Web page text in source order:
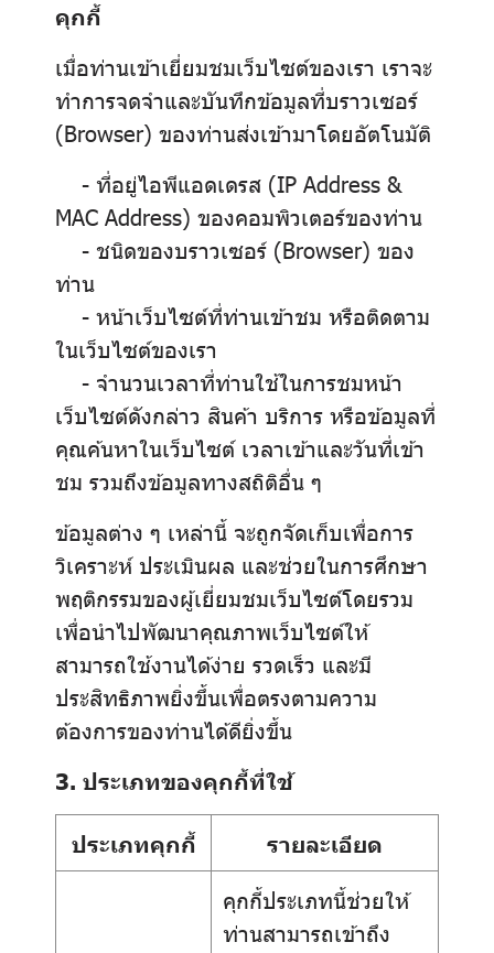
คุกกี้
เมื่อท่านเข้าเยี่ยมชมเว็บไซต์ของเรา เราจะ
ทำการจดจำและบันทึกข้อมูลที่บราวเซอร์
(Browser) ของท่านส่งเข้ามาโดยอัตโนมัติ
- ที่อยู่ไอพีแอดเดรส (IP Address &
MAC Address) ของคอมพิวเตอร์ของท่าน
- ชนิดของบราวเซอร์ (Browser) ของ
ท่าน
- หน้าเว็บไซต์ที่ท่านเข้าชม หรือติดตาม
ในเว็บไซต์ของเรา
- จำนวนเวลาที่ท่านใช้ในการชมหน้า
เว็บไซต์ดังกล่าว สินค้า บริการ หรือข้อมูลที่
คุณค้นหาในเว็บไซต์ เวลาเข้าและวันที่เข้า
ชม รวมถึงข้อมูลทางสถิติอื่น ๆ
ข้อมูลต่าง ๆ เหล่านี้ จะถูกจัดเก็บเพื่อการ
วิเคราะห์ ประเมินผล และช่วยในการศึกษา
พฤติกรรมของผู้เยี่ยมชมเว็บไซต์โดยรวม
เพื่อนำไปพัฒนาคุณภาพเว็บไซต์ให้
สามารถใช้งานได้ง่าย รวดเร็ว และมี
ประสิทธิภาพยิ่งขึ้นเพื่อตรงตามความ
ต้องการของท่านได้ดียิ่งขึ้น
3. ประเภทของคุกกี้ที่ใช้
ประเภทคุกกี้ รายละเอียด
คุกกี้ประเภทนี้ช่วยให้
ท่านสามารถเข้าถึง